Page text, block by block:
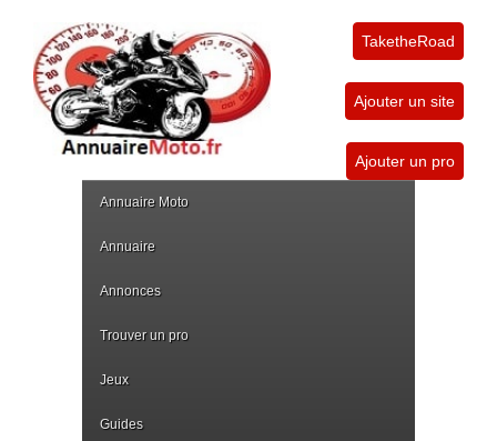
TaketheRoad
Ajouter un site
Ajouter un pro
Annuaire Moto
Annuaire
Annonces
Trouver un pro
Jeux
Guides